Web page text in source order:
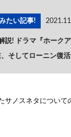
たい記事!
説! ドラマ『ホーク
そしてローニン復
サノスネタについて